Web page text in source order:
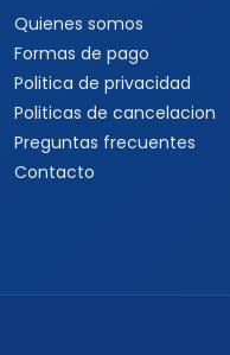
Quienes somos
Formas de pago
Politica de privacidad
Politicas de cancelacion
Preguntas frecuentes
Contacto